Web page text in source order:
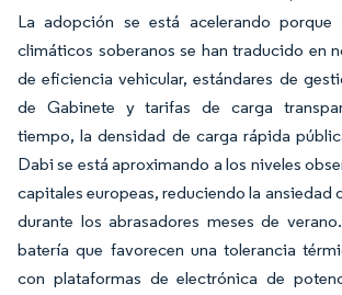
La adopción se está acelerando porque
climáticos soberanos se han traducido en
de eficiencia vehicular, estándares de
de Gabinete y tarifas de carga
tiempo, la densidad de carga rápida
Dabi se está aproximando a los niveles
capitales europeas, reduciendo la ansiedad
durante los abrasadores meses de
batería que favorecen una tolerancia
con plataformas de electrónica de